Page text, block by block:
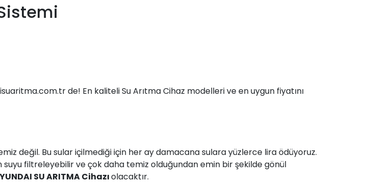
de! En kaliteli Su Arıtma Cihaz modelleri ve en uygun fiyatını
değil. Bu sular içilmediği için her ay damacana sulara yüzlerce lira ödüyoruz.
suyu filtreleyebilir ve çok daha temiz olduğundan emin bir şekilde gönül
SU ARITMA Cihazıolacaktır.